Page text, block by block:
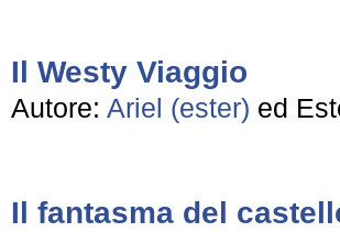
Il Westy Viaggio
Autore: Ariel (ester) ed
Il fantasma del